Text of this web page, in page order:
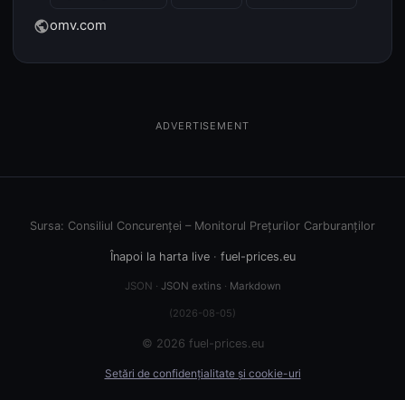
publicomv.com
ADVERTISEMENT
Sursa: Consiliul Concurenței – Monitorul Prețurilor Carburanților
Înapoi la harta live· fuel-prices.eu
JSON · JSON extins· Markdown
(2026-08-05)
© 2026 fuel-prices.eu
Setări de confidențialitate și cookie-uri